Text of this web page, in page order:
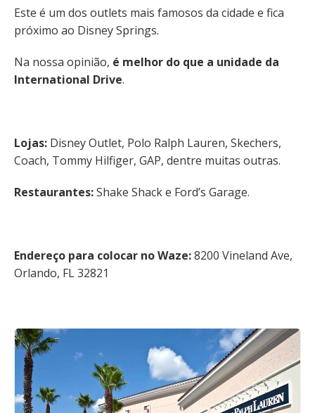
Este é um dos outlets mais famosos da cidade e fica
próximo ao Disney Springs.
Na nossa opinião, é melhor do que a unidade da
International Drive.
Lojas: Disney Outlet, Polo Ralph Lauren, Skechers,
Coach, Tommy Hilfiger, GAP, dentre muitas outras.
Restaurantes:Shake Shack e Ford’s Garage.
Endereço para colocar no Waze:8200 Vineland Ave,
Orlando, FL 32821